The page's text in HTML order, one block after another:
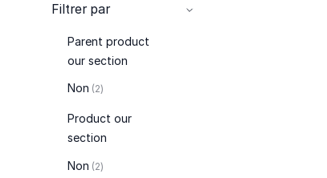
Filtrer par
Parent product
our section
Non 2articles
Product our
section
Non 2articles